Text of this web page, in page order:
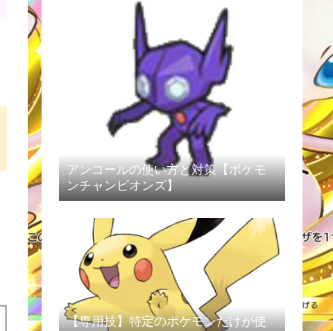
アンコールの使い方と対策【ポケモ
ンチャンピオンズ】
【専用技】特定のポケモンだけが使